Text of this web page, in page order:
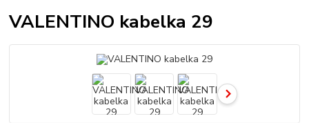
VALENTINO kabelka 29